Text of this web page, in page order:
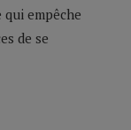
empêche
de se